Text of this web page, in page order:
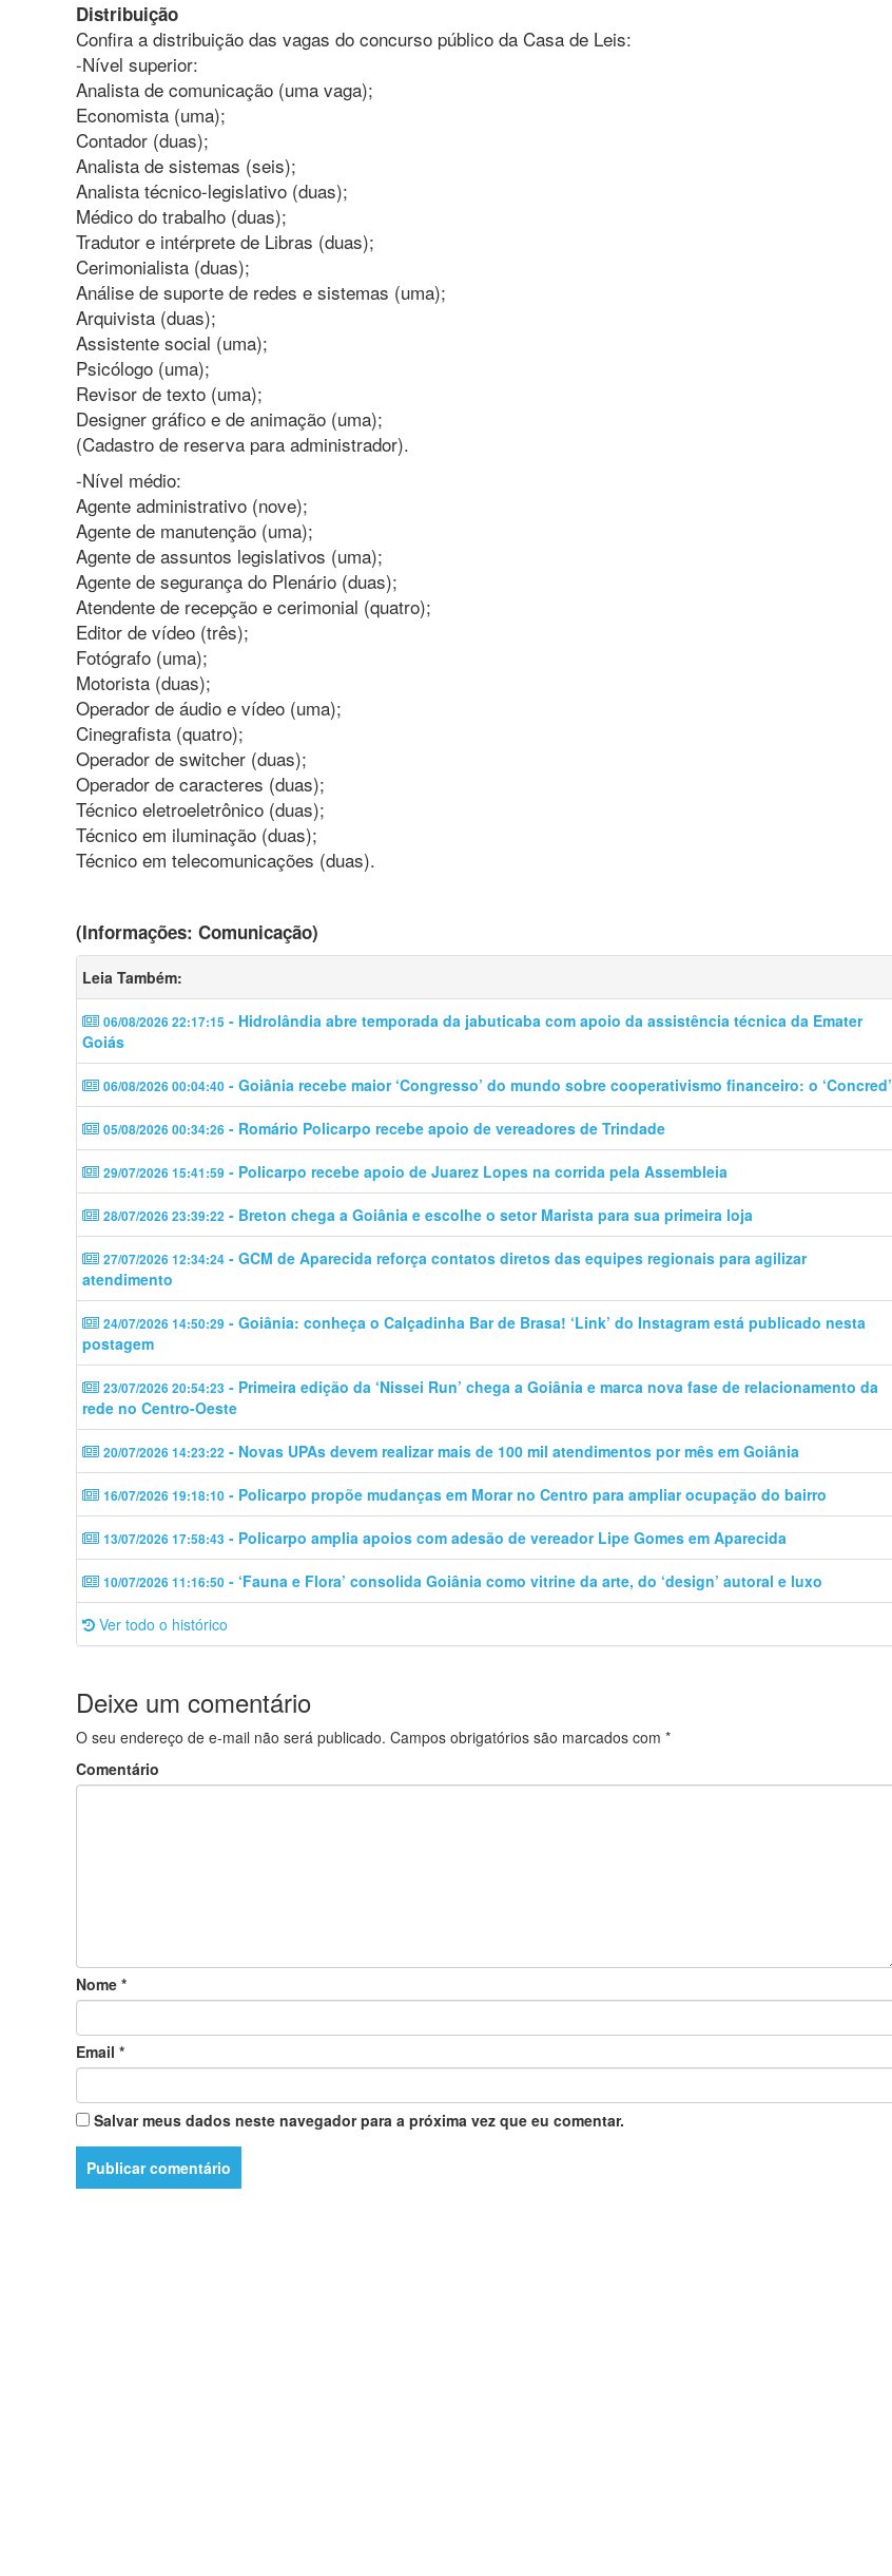
Distribuição
Confira a distribuição das vagas do concurso público da Casa de Leis:
-Nível superior:
Analista de comunicação (uma vaga);
Economista (uma);
Contador (duas);
Analista de sistemas (seis);
Analista técnico-legislativo (duas);
Médico do trabalho (duas);
Tradutor e intérprete de Libras (duas);
Cerimonialista (duas);
Análise de suporte de redes e sistemas (uma);
Arquivista (duas);
Assistente social (uma);
Psicólogo (uma);
Revisor de texto (uma);
Designer gráfico e de animação (uma);
(Cadastro de reserva para administrador).
-Nível médio:
Agente administrativo (nove);
Agente de manutenção (uma);
Agente de assuntos legislativos (uma);
Agente de segurança do Plenário (duas);
Atendente de recepção e cerimonial (quatro);
Editor de vídeo (três);
Fotógrafo (uma);
Motorista (duas);
Operador de áudio e vídeo (uma);
Cinegrafista (quatro);
Operador de switcher (duas);
Operador de caracteres (duas);
Técnico eletroeletrônico (duas);
Técnico em iluminação (duas);
Técnico em telecomunicações (duas).
(Informações: Comunicação)
Leia Também:
06/08/2026 22:17:15 - Hidrolândia abre temporada da jabuticaba com apoio da assistência técnica da Emater
Goiás
06/08/2026 00:04:40 - Goiânia recebe maior ‘Congresso’ do mundo sobre cooperativismo financeiro: o ‘Concred’
05/08/2026 00:34:26 - Romário Policarpo recebe apoio de vereadores de Trindade
29/07/2026 15:41:59 - Policarpo recebe apoio de Juarez Lopes na corrida pela Assembleia
28/07/2026 23:39:22 - Breton chega a Goiânia e escolhe o setor Marista para sua primeira loja
27/07/2026 12:34:24 - GCM de Aparecida reforça contatos diretos das equipes regionais para agilizar
atendimento
24/07/2026 14:50:29 - Goiânia: conheça o Calçadinha Bar de Brasa! ‘Link’ do Instagram está publicado nesta
postagem
23/07/2026 20:54:23 - Primeira edição da ‘Nissei Run’ chega a Goiânia e marca nova fase de relacionamento da
rede no Centro-Oeste
20/07/2026 14:23:22 - Novas UPAs devem realizar mais de 100 mil atendimentos por mês em Goiânia
16/07/2026 19:18:10 - Policarpo propõe mudanças em Morar no Centro para ampliar ocupação do bairro
13/07/2026 17:58:43 - Policarpo amplia apoios com adesão de vereador Lipe Gomes em Aparecida
10/07/2026 11:16:50 - ‘Fauna e Flora’ consolida Goiânia como vitrine da arte, do ‘design’ autoral e luxo
Ver todo o histórico
Deixe um comentário
O seu endereço de e-mail não será publicado. Campos obrigatórios são marcados com *
Comentário
Nome *
Email *
Salvar meus dados neste navegador para a próxima vez que eu comentar.